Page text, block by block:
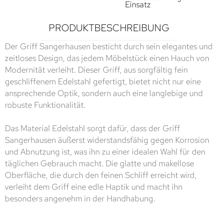
Einsatz
PRODUKTBESCHREIBUNG
Der Griff Sangerhausen besticht durch sein elegantes und
zeitloses Design, das jedem Möbelstück einen Hauch von
Modernität verleiht. Dieser Griff, aus sorgfältig fein
geschliffenem Edelstahl gefertigt, bietet nicht nur eine
ansprechende Optik, sondern auch eine langlebige und
robuste Funktionalität.
Das Material Edelstahl sorgt dafür, dass der Griff
Sangerhausen äußerst widerstandsfähig gegen Korrosion
und Abnutzung ist, was ihn zu einer idealen Wahl für den
täglichen Gebrauch macht. Die glatte und makellose
Oberfläche, die durch den feinen Schliff erreicht wird,
verleiht dem Griff eine edle Haptik und macht ihn
besonders angenehm in der Handhabung.